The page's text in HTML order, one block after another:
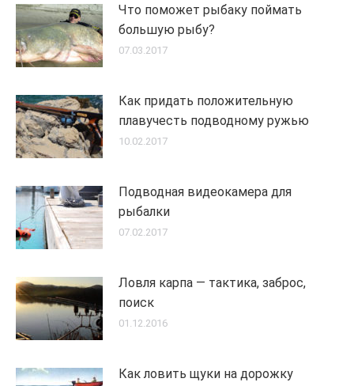
Что поможет рыбаку поймать
большую рыбу?
07.03.2017
Как придать положительную
плавучесть подводному ружью
10.02.2017
Подводная видеокамера для
рыбалки
07.02.2017
Ловля карпа — тактика, заброс,
поиск
01.12.2016
Как ловить щуки на дорожку